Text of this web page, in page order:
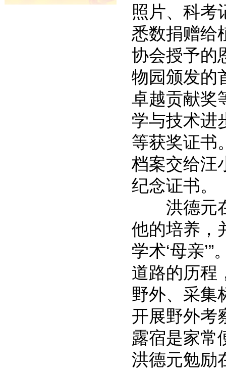
照片、科考
悉数捐赠给
协会授予的
物园颁发的
卓越贡献奖
学与技术进
等获奖证书
档案交给汪
纪念证书。
洪德元在
他的培养，
学术‘母亲
道路的历程
野外、采集
开展野外
露宿是家常
洪德元勉励